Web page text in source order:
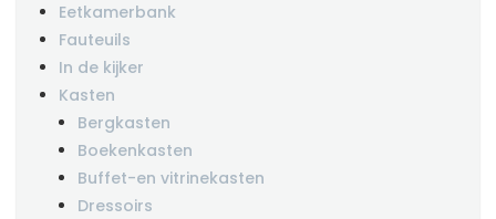
Eetkamerbank
Fauteuils
In de kijker
Kasten
Bergkasten
Boekenkasten
Buffet-en vitrinekasten
Dressoirs